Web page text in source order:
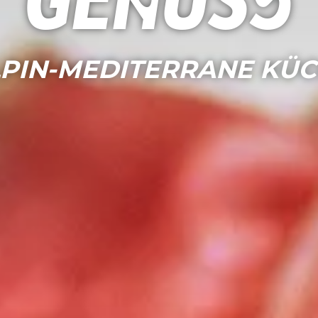
MEDITERRANE